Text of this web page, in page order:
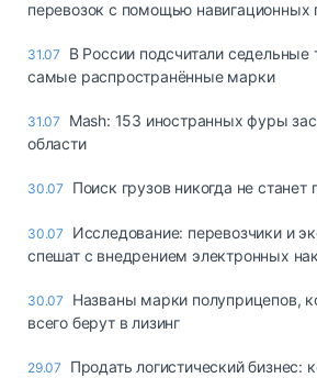
перевозок с помощью навигационных
31.07
В России подсчитали седельные
самые распространённые марки
31.07
Mash: 153 иностранных фуры
области
30.07 Поиск грузов никогда не
30.07
Исследование: перевозчики и
спешат с внедрением электронных
30.07
Названы марки полуприцепов,
всего берут в лизинг
29.07
Продать логистический бизнес: